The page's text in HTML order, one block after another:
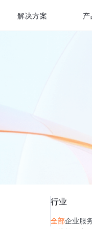
解决方案 产
行业
全部企业服